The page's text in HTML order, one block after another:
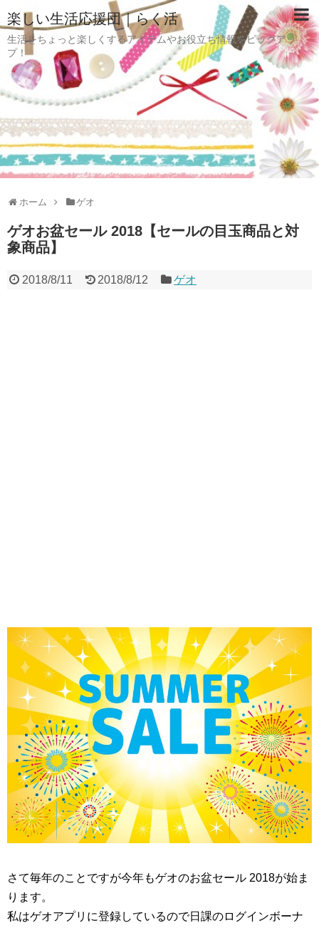
楽しい生活応援団｜らく活
生活をちょっと楽しくするアイテムやお役立ち情報をピックアッ
プ！
ホーム ゲオ
ゲオお盆セール 2018【セールの目玉商品と対
象商品】
2018/8/11 2018/8/12 ゲオ
さて毎年のことですが今年もゲオのお盆セール 2018が始ま
ります。
私はゲオアプリに登録しているので日課のログインボーナ